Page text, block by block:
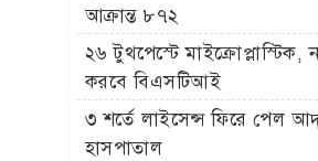
আক্রান্ত ৮৭২
২৬ টুথপেস্টে মাইক্রোপ্লাস্টিক,
করবে বিএসটিআই
৩ শর্তে লাইসেন্স ফিরে পেল
হাসপাতাল